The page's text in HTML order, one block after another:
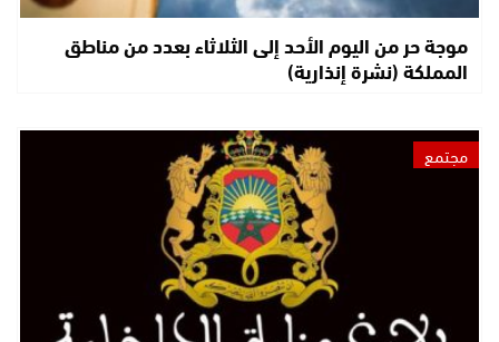
موجة حر من اليوم الأحد إلى الثلاثاء بعدد من مناطق
المملكة (نشرة إنذارية)
مجتمع